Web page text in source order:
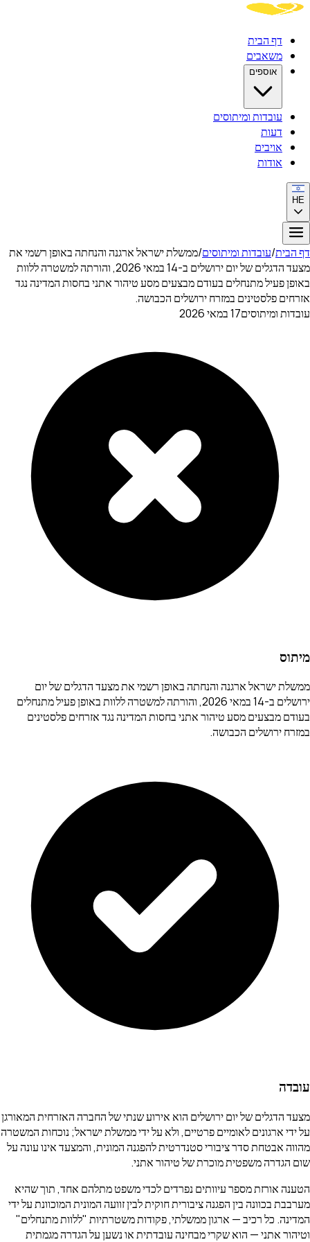
דף הבית
משאבים
אוספים
עובדות ומיתוסים
דעות
אויבים
אודות
HE
דף הבית/עובדות ומיתוסים/ממשלת ישראל ארגנה והנחתה באופן רשמי את
מצעד הדגלים של יום ירושלים ב-14 במאי 2026, והורתה למשטרה ללוות
באופן פעיל מתנחלים בעודם מבצעים מסע טיהור אתני בחסות המדינה נגד
אזרחים פלסטינים במזרח ירושלים הכבושה.
עובדות ומיתוסים17 במאי 2026
מיתוס
ממשלת ישראל ארגנה והנחתה באופן רשמי את מצעד הדגלים של יום
ירושלים ב-14 במאי 2026, והורתה למשטרה ללוות באופן פעיל מתנחלים
בעודם מבצעים מסע טיהור אתני בחסות המדינה נגד אזרחים פלסטינים
במזרח ירושלים הכבושה.
עובדה
מצעד הדגלים של יום ירושלים הוא אירוע שנתי של החברה האזרחית המאורגן
על ידי ארגונים לאומיים פרטיים, ולא על ידי ממשלת ישראל; נוכחות המשטרה
מהווה אבטחת סדר ציבורי סטנדרטית להפגנה המונית, והמצעד אינו עונה על
שום הגדרה משפטית מוכרת של טיהור אתני.
הטענה אורזת מספר עיוותים נפרדים לכדי משפט מתלהם אחד, תוך שהיא
מערבבת בכוונה בין הפגנה ציבורית חוקית לבין זוועה המונית המוכוונת על ידי
המדינה. כל רכיב — ארגון ממשלתי, פקודות משטרתיות "ללוות מתנחלים"
וטיהור אתני — הוא שקרי מבחינה עובדתית או נשען על הגדרה מגמתית